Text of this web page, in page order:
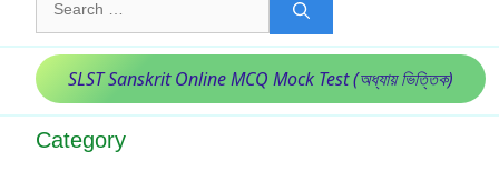
for:
SLST Sanskrit Online MCQ Mock Test (অধ্যায় ভিত্তিক)
Category